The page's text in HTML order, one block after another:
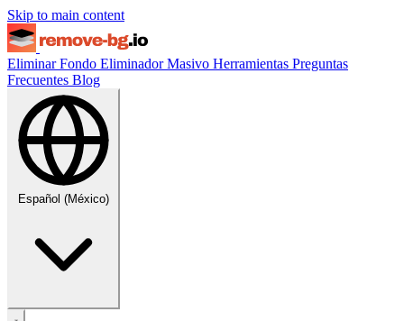
Skip to main content
Eliminar Fondo Eliminador Masivo Herramientas Preguntas
Frecuentes Blog
Español (México)